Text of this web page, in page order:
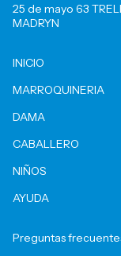
25 de mayo 63
MADRYN
INICIO
MARROQUINERIA
DAMA
CABALLERO
NIÑOS
AYUDA
Preguntas